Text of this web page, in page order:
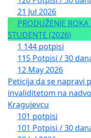
21 Jul 2026
PRODUŽENJE
STUDENTE (2026)
1 144 potpisi
115 Potpisi / 30
12 May 2026
Peticija da se napravi
invaliditetom na
Kragujevcu
101 potpisi
101 Potpisi / 30